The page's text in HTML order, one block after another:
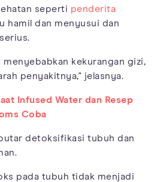
seperti penderita
hamil dan menyusui dan
menyebabkan kekurangan gizi,
penyakitnya," jelasnya.
Infused Water dan Resep
Coba
detoksifikasi tubuh dan
pada tubuh tidak menjadi